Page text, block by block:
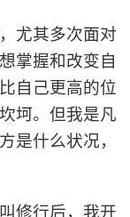
尤其多次面对
掌握和改变自
自己更高的位
坷。但我是凡
是什么状况，
修行后，我开